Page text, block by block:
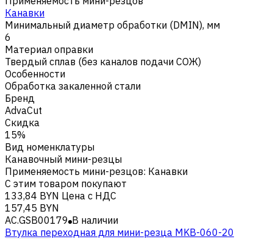
Канавки
Минимальный диаметр обработки (DMIN), мм
6
Материал оправки
Твердый сплав (без каналов подачи СОЖ)
Особенности
Обработка закаленной стали
Бренд
AdvaCut
Скидка
15%
Вид номенклатуры
Канавочный мини-резцы
Применяемость мини-резцов: Канавки
С этим товаром покупают
133,84 BYN Цена с НДС
157,45 BYN
AC.GSB00179 В наличии
Втулка переходная для мини-резца MKB-060-20